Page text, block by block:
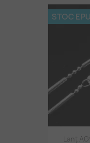
Lanț
STOC